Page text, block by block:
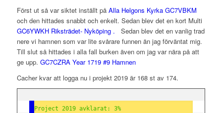
Först ut så var siktet inställt på Alla Helgons Kyrka GC7VBKM
och den hittades snabbt och enkelt. Sedan blev det en kort Multi
GC6YWKH Riksträdet- Nyköping .
Sedan blev det en vanlig trad
nere vi hamnen som var lite svårare funnen än jag förväntat mig.
Till slut så hittades i alla fall burken även om jag var nära på att
ge upp. GC7CZRA Year 1719 #9 Hamnen
Cacher kvar att logga nu i projekt 2019 är 168 st av 174.
Project 2019 avklarat: 3%